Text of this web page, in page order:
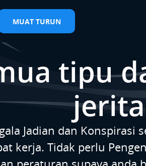
MUAT TURUN
tipu
Jadian dan Konspirasi
kerja. Tidak perlu